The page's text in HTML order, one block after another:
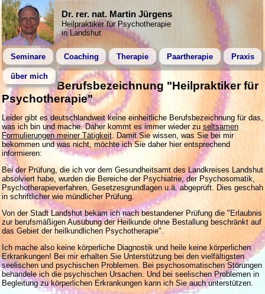
Dr. rer. nat. Martin Jürgens
Heilpraktiker für Psychotherapie
in Landshut
Seminare Coaching Therapie Paartherapie Praxis
über mich
Berufsbezeichnung "Heilpraktiker für
Psychotherapie"
Leider gibt es deutschlandweit keine einheitliche Berufsbezeichnung für das,
was ich bin und mache. Daher kommt es immer wieder zu seltsamen
Formulierungen meiner Tätigkeit. Damit Sie wissen, was Sie bei mir
bekommen und was nicht, möchte ich Sie daher hier entsprechend
informieren:
Bei der Prüfung, die ich vor dem Gesundheitsamt des Landkreises Landshut
absolviert habe, wurden die Bereiche der Psychiatrie, der Psychosomatik,
Psychotherapieverfahren, Gesetzesgrundlagen u.ä. abgeprüft. Dies geschah
in schriftlicher wie mündlicher Prüfung.
Von der Stadt Landshut bekam ich nach bestandener Prüfung die "Erlaubnis
zur berufsmäßigen Ausübung der Heilkunde ohne Bestallung beschränkt auf
das Gebiet der heilkundlichen Psychotherapie".
Ich mache also keine körperliche Diagnostik und heile keine körperlichen
Erkrankungen! Bei mir erhalten Sie Unterstützung bei den vielfältigsten
seelischen und psychischen Problemen. Bei psychosomatischen Störungen
behandele ich die psychischen Ursachen. Und bei seelischen Problemen in
Begleitung zu körperlichen Erkrankungen kann ich Sie auch unterstützen.